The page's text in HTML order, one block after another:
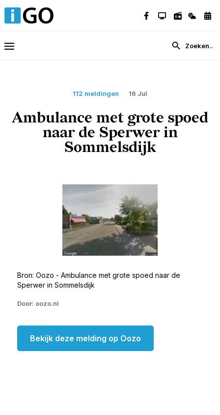
112 meldingen 16 Jul
Ambulance met grote spoed
naar de Sperwer in
Sommelsdijk
Bron: Oozo - Ambulance met grote spoed naar de
Sperwer in Sommelsdijk
Door: oozo.nl
Bekijk deze melding op Oozo